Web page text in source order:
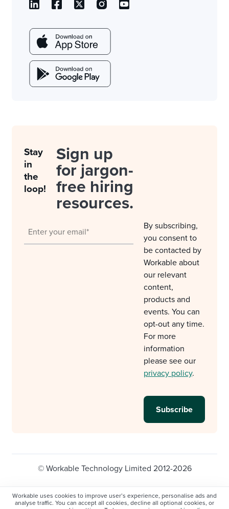
Workable uses cookies to improve user’s experience, personalise ads and
analyse traffic. You can accept all cookies, decline all optional cookies, or
Stay
in
the
loop!
Sign up
for jargon-
free hiring
resources.
By subscribing,
you consent to
be contacted by
Workable about
our relevant
content,
products and
events. You can
opt-out any time.
For more
information
please see our
privacy policy.
© Workable Technology Limited 2012-2026
Privacy policy
Cookie Settings